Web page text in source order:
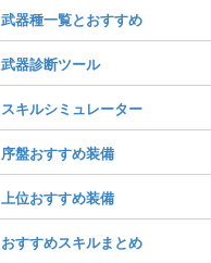
武器種一覧とおすすめ
武器診断ツール
スキルシミュレーター
序盤おすすめ装備
上位おすすめ装備
おすすめスキルまとめ